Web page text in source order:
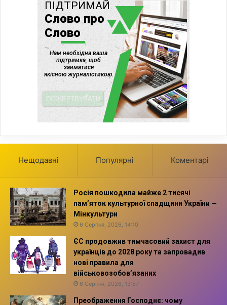
Нещодавні Популярні Коментарі
Росія пошкодила майже 2 тисячі
пам’яток культурної спадщини України —
Мінкультури
6 Серпня, 2026, 14:10
ЄС продовжив тимчасовий захист для
українців до 2028 року та запровадив
нові правила для
військовозобов’язаних
6 Серпня, 2026, 13:57
Преображення Господнє: чому